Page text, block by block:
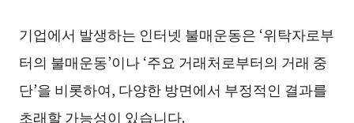
기업에서 발생하는 인터넷 불매운동은 ‘위탁자로부
터의 불매운동’이나 ‘주요 거래처로부터의 거래 중
단’을 비롯하여, 다양한 방면에서 부정적인 결과를
초래할 가능성이 있습니다.